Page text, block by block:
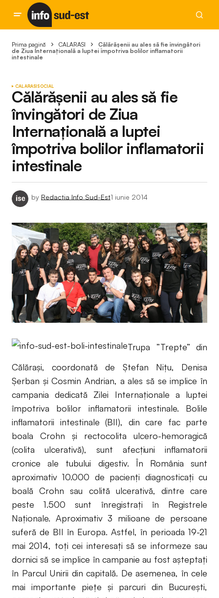
Prima pagină CALARASI
Călărășenii au ales să fie învingători
de Ziua Internațională a luptei împotriva bolilor inflamatorii
intestinale
CALARASISOCIAL
Călărășenii au ales să fie
învingători de Ziua
Internațională a luptei
împotriva bolilor inflamatorii
intestinale
by Redactia Info Sud-Est1 iunie 2014
Trupa ”Trepte” din
Călărași, coordonată de Ștefan Nițu, Denisa
Șerban și Cosmin Andrian, a ales să se implice în
campania dedicată Zilei Internaționale a luptei
împotriva bolilor inflamatorii intestinale. Bolile
inflamatorii intestinale (BII), din care fac parte
boala Crohn şi rectocolita ulcero-hemoragică
(colita ulcerativă), sunt afecțiuni inflamatorii
cronice ale tubului digestiv. În România sunt
aproximativ 10.000 de pacienţi diagnosticaţi cu
boală Crohn sau colită ulcerativă, dintre care
peste 1.500 sunt înregistraţi în Registrele
Naţionale. Aproximativ 3 milioane de persoane
suferă de BII în Europa. Astfel, în perioada 19-21
mai 2014, toți cei interesați să se informeze sau
dornici să se implice în campanie au fost așteptați
în Parcul Unirii din capitală. De asemenea, în cele
mai importante piețe și parcuri din București,